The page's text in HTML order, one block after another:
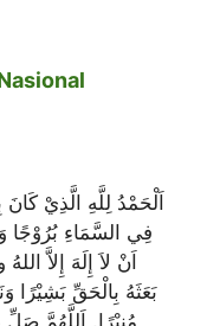
اَلْحَمْدُ لِلَّهِ الَّذِيْ كَانَ
فِي السَّمَاءِ بُرُوْجًا
اَنْ لاَ إِلَهَ إِلاَّ
بَعَثَهُ بِالْحَقِّ بَشِيْرًا
مُنِيْرًا. اَللَّهُمَّ